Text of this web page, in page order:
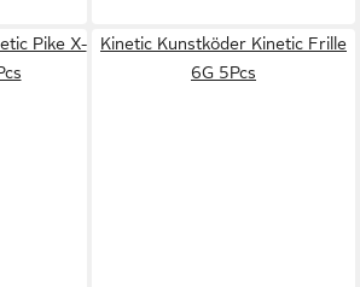
Pike X-
Kinetic Kunstköder Kinetic Frille
6G 5Pcs